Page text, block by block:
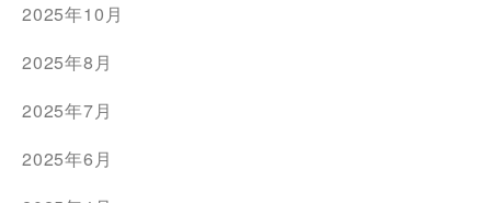
2025年10月
2025年8月
2025年7月
2025年6月